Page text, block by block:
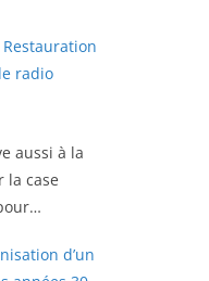
Restauration
radio
aussi à la
la case
d’un